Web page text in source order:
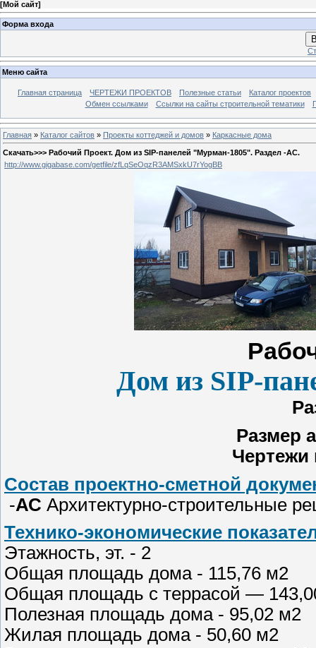
[Мой сайт]
Форма входа
Меню сайта
Главная страница ЧЕРТЕЖИ ПРОЕКТОВ Полезные статьи
Каталог проектов
Обмен ссылками
Ссылки на сайты строительной тематики
Главная » Каталог сайтов » Проекты коттеджей и домов » Каркасные дома
Скачать>>> Рабочий Проект. Дом из SIP-панелей "Мурман-1805". Раздел -АС.
http://www.gigabase.com/getfile/zfLqSeOqzR3AMSxkU7rYogBB
Дом из SIP-
Размер
Состав проектно-сметной
-АС Архитектурно-строительные
Технико-экономические
Этажность, эт. - 2
Общая площадь дома - 115,76 м2
Общая площадь с террасой —
Полезная площадь дома - 95,02 м2
Жилая площадь дома - 50,60 м2